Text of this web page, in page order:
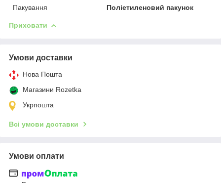
Пакування
Поліетиленовий пакунок
Приховати
Умови доставки
Нова Пошта
Магазини Rozetka
Укрпошта
Всі умови доставки
Умови оплати